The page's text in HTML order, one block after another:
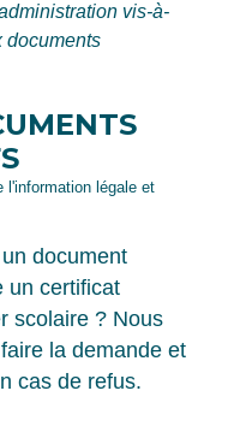
vis-à-
documents
l'information légale et
document
un certificat
scolaire ? Nous
la demande et
cas de refus.